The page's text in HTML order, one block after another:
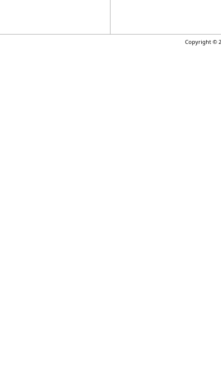
Copyright ©